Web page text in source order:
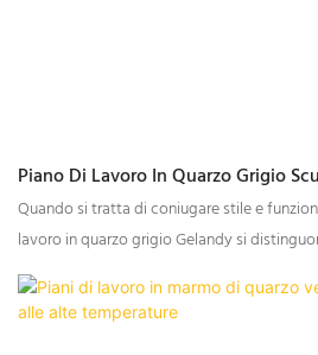
Piano Di Lavoro In Quarzo Grigio
Cucina
Quando si tratta di coniugare stile e
lavoro in quarzo grigio Gelandy si
qualità. Nota per la sua resistenza, l'estetica
serie di quarzo grigio Gelandy comprende